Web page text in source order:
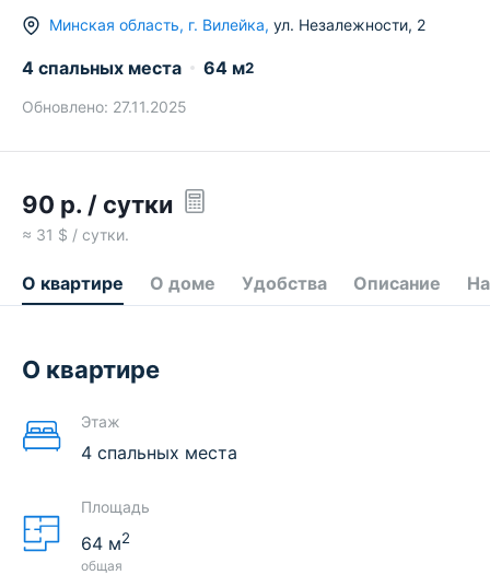
Минская область, г. Вилейка, ул. Незалежности, 2
4 спальных места 64 м2
Обновлено: 27.11.2025
90 р. / сутки
≈ 31 $ / сутки.
О квартире О доме Удобства Описание
О квартире
Этаж
4 спальных места
Площадь
64 м2
общая